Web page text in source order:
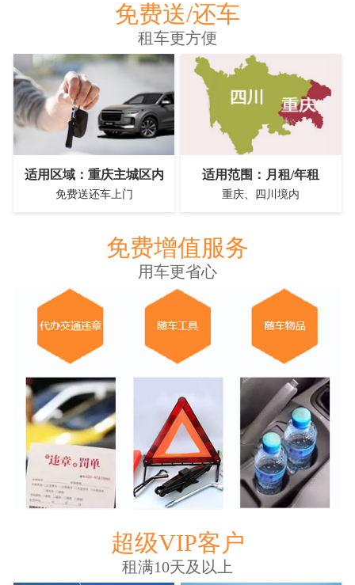
免费送/还车
租车更方便
适用区域：重庆主城区内
免费送还车上门
适用范围：月租/年租
重庆、四川境内
免费增值服务
用车更省心
超级VIP客户
租满10天及以上